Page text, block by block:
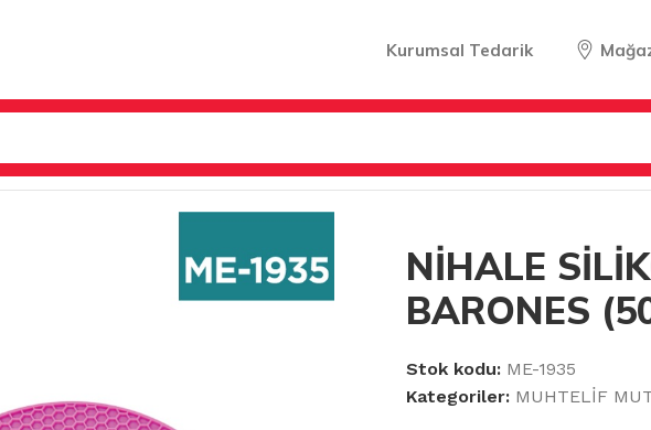
Kurumsal Tedarik
EŞYALARI/NİHALE SİLİKON BARONES (50881-50882)
NİHALE
BARONES
Stok kodu: ME-1935
Kategoriler: MUHTELİF